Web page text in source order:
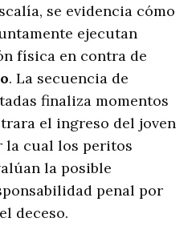
se evidencia cómo
ejecutan
física en contra de
. La secuencia de
finaliza momentos
el ingreso del joven
la cual los peritos
la posible
penal por
deceso.